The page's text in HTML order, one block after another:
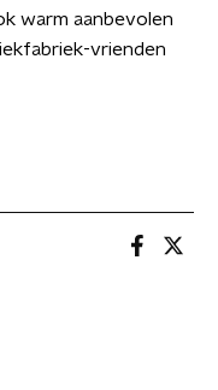
warm aanbevolen
vrienden